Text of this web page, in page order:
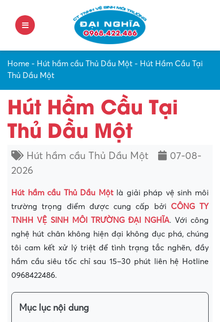
Home - Hút hầm cầu Thủ Dầu Một - Hút Hầm Cầu Tại
Thủ Dầu Một
Hút Hầm Cầu Tại
Thủ Dầu Một
Hút hầm cầu Thủ Dầu Một
07-08-
2026
Hút hầm cầu Thủ Dầu Mộtlà giải pháp vệ sinh môi
trường trọng điểm được cung cấp bởi CÔNG TY
TNHH VỆ SINH MÔI TRƯỜNG ĐẠI NGHĨA. Với công
nghệ hút chân không hiện đại không đục phá, chúng
tôi cam kết xử lý triệt để tình trạng tắc nghẽn, đầy
hầm cầu siêu tốc chỉ sau 15–30 phút liên hệ Hotline
0968422486.
Mục lục nội dung